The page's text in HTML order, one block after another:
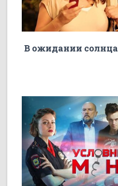
В ожидании солнца